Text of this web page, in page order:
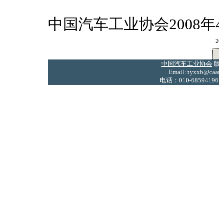
中国汽车工业协会2008
中国汽车工业协会
电话：010-